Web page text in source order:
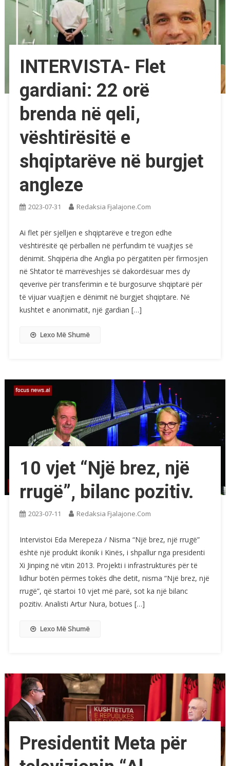
INTERVISTA- Flet
gardiani: 22 orë
brenda në qeli,
vështirësitë e
shqiptarëve në burgjet
angleze
2023-07-31 Redaksia Fjalajone.com
Ai flet për sjelljen e shqiptarëve e tregon edhe
vështirësitë që përballen në përfundim të vuajtjes së
dënimit. Shqipëria dhe Anglia po përgatiten për firmosjen
në Shtator të marrëveshjes së dakordësuar mes dy
qeverive për transferimin e të burgosurve shqiptarë për
të vijuar vuajtjen e dënimit në burgjet shqiptare. Në
kushtet e anonimatit, një gardian […]
Lexo Më Shumë
10 vjet “Një brez, një
rrugë”, bilanc pozitiv.
2023-07-11 Redaksia Fjalajone.com
Intervistoi Eda Merepeza / Nisma “Një brez, një rrugë”
është një produkt ikonik i Kinës, i shpallur nga presidenti
Xi Jinping në vitin 2013. Projekti i infrastrukturës për të
lidhur botën përmes tokës dhe detit, nisma “Një brez, një
rrugë”, që startoi 10 vjet më parë, sot ka një bilanc
pozitiv. Analisti Artur Nura, botues […]
Lexo Më Shumë
Presidentit Meta për